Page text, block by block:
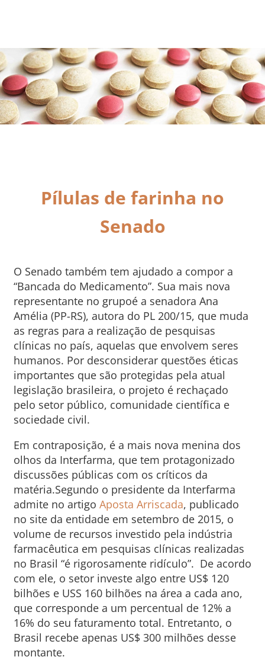
Pílulas de farinha no
Senado
O Senado também tem ajudado a compor a
“Bancada do Medicamento”. Sua mais nova
representante no grupoé a senadora Ana
Amélia (PP-RS), autora do PL 200/15, que muda
as regras para a realização de pesquisas
clínicas no país, aquelas que envolvem seres
humanos. Por desconsiderar questões éticas
importantes que são protegidas pela atual
legislação brasileira, o projeto é rechaçado
pelo setor público, comunidade científica e
sociedade civil.
Em contraposição, é a mais nova menina dos
olhos da Interfarma, que tem protagonizado
discussões públicas com os críticos da
matéria.Segundo o presidente da Interfarma
admite no artigo Aposta Arriscada, publicado
no site da entidade em setembro de 2015, o
volume de recursos investido pela indústria
farmacêutica em pesquisas clínicas realizadas
no Brasil “é rigorosamente ridículo”. De acordo
com ele, o setor investe algo entre US$ 120
bilhões e USS 160 bilhões na área a cada ano,
que corresponde a um percentual de 12% a
16% do seu faturamento total. Entretanto, o
Brasil recebe apenas US$ 300 milhões desse
montante.